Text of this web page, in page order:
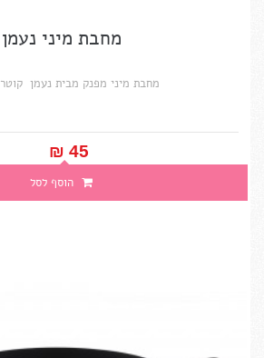
מחבת מיני נעמן
מחבת מיני מפנק מבית נעמן קוטר 14 ס"מ
45 ₪‎
הוסף לסל